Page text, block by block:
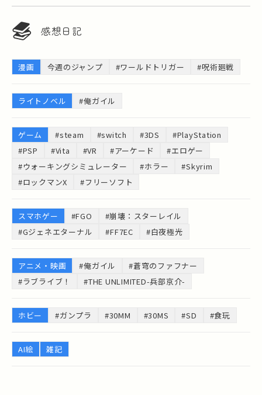
感想日記
漫画 今週のジャンプ #ワールドトリガー #呪術廻戦
ライトノベル #俺ガイル
ゲーム #steam #switch #3DS
#PlayStation
#PSP
#Vita #VR #アーケード
#エロゲー
#ウォーキングシミュレーター
#ホラー
#Skyrim
#ロックマンX
#フリーソフト
スマホゲー #FGO
#崩壊：スターレイル
#Gジェネエターナル
#FF7EC #白夜極光
アニメ・映画 #俺ガイル
#蒼穹のファフナー
#ラブライブ！
#THE UNLIMITED-兵部京介-
ホビー #ガンプラ #30MM #30MS #SD #食玩
AI絵 雑記